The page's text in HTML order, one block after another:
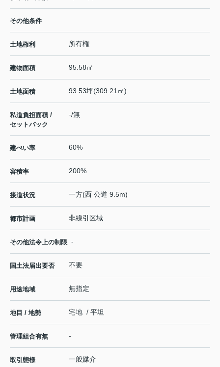
その他条件
土地権利 所有権
建物面積 95.58㎡
土地面積 93.53坪(309.21㎡)
私道負担面積 /
セットバック
-/無
建ぺい率 60%
容積率 200%
接道状況 一方(西 公道 9.5m)
都市計画 非線引区域
その他法令上の制限 -
国土法届出要否 不要
用途地域 無指定
地目 / 地勢 宅地 / 平坦
管理組合有無 -
取引態様 一般媒介